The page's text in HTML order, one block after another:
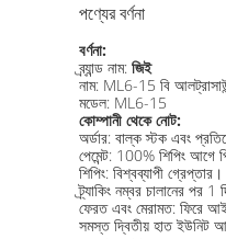
পণ্যের বর্ণনা
বর্ণনা:
ব্র্যান্ড নাম: জিই
নাম: ML6-15 বি
মডেল: ML6-15
কোম্পানী থেকে নোট:
অর্ডার: বাল্ক স্টক এবং
পেমেন্ট: 100% শিপিং আগে
শিপিং: বিশ্বব্যাপী
ট্র্যাকিং নম্বর চালানের পর 1
ফেরত এবং মেরামত: ফিরে
সমস্ত দ্বিতীয় হাত ইউনিট